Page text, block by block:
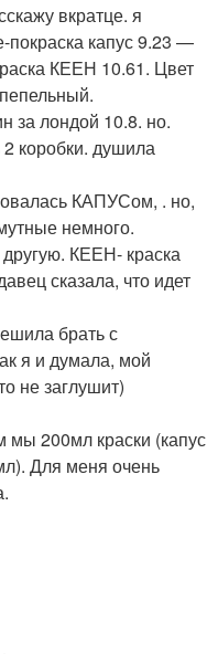
вкратце. я
покраска капус 9.23 —
КЕЕН 10.61. Цвет
за лондой 10.8. но.
коробки. душила
КАПУСом, . но,
немного.
КЕЕН- краска
сказала, что идет
брать с
я и думала, мой
не заглушит)
мы 200мл краски (капус
Для меня очень